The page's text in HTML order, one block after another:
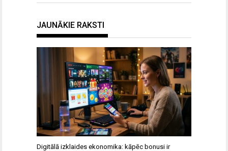
JAUNĀKIE RAKSTI
Digitālā izklaides ekonomika: kāpēc bonusi ir